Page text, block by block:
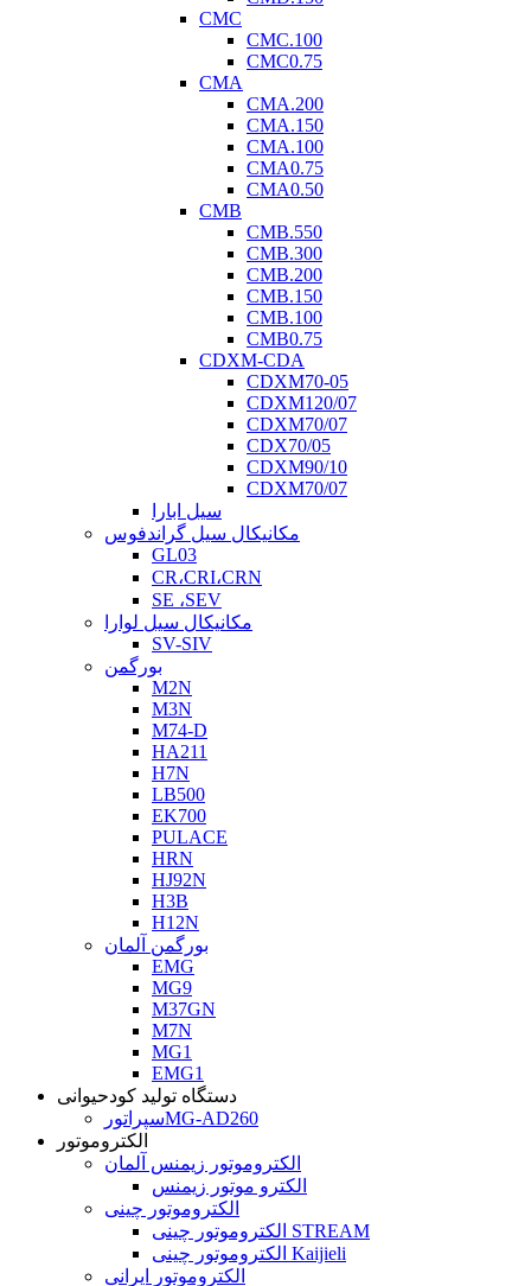
CMC
CMC.100
CMC0.75
CMA
CMA.200
CMA.150
CMA.100
CMA0.75
CMA0.50
CMB
CMB.550
CMB.300
CMB.200
CMB.150
CMB.100
CMB0.75
CDXM-CDA
CDXM70-05
CDXM120/07
CDXM70/07
CDX70/05
CDXM90/10
CDXM70/07
سیل ابارا
مکانیکال سیل گراندفوس
GL03
CR،CRI،CRN
SE ،SEV
مکانیکال سیل لوارا
SV-SIV
بورگمن
M2N
M3N
M74-D
HA211
H7N
LB500
EK700
PULACE
HRN
HJ92N
H3B
H12N
بورگمن آلمان
EMG
MG9
M37GN
M7N
MG1
EMG1
دستگاه تولید کودحیوانی
سپراتورMG-AD260
الکتروموتور
الکتروموتور زیمنس آلمان
الکترو موتور زیمنس
الکتروموتور چینی
الکتروموتور چینی STREAM
الکتروموتور چینی Kaijieli
الکتروموتور ایرانی